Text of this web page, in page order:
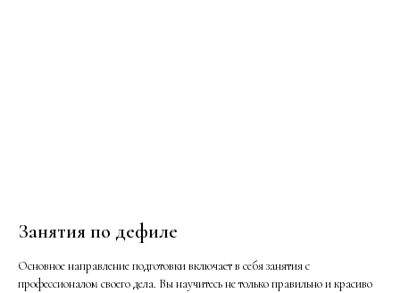
Занятия по дефиле
Основное направление подготовки включает в себя занятия с
профессионалом своего дела. Вы научитесь не только правильно и красиво